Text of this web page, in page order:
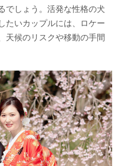
でしょう。活発な性格の犬
たいカップルには、ロケー
天候のリスクや移動の手間